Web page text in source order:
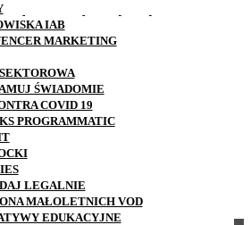
IAB
MARKETING
ŚWIADOMIE
COVID 19
PROGRAMMATIC
LEGALNIE
MAŁOLETNICH VOD
EDUKACYJNE
do 6. edycji konkursu PR
najlepsze polskie
komunikacji i public
zachęcają do
które wyróżniają się
oraz realnym
Konkurs został objęty